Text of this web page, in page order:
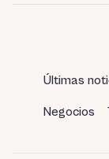
Últimas
Negocios